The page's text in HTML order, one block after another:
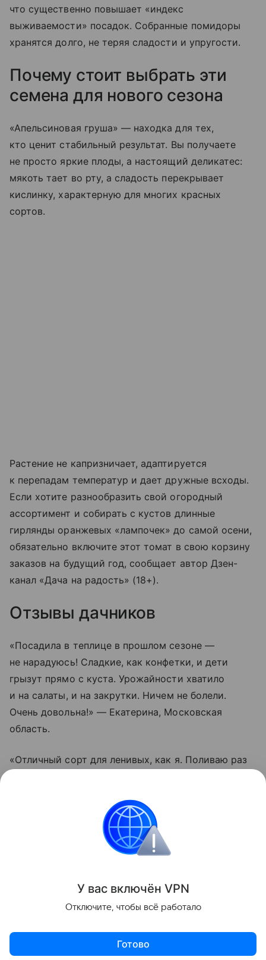
что существенно повышает «индекс
выживаемости» посадок. Собранные помидоры
хранятся долго, не теряя сладости и упругости.
Почему стоит выбрать эти
семена для нового сезона
«Апельсиновая груша» — находка для тех,
кто ценит стабильный результат. Вы получаете
не просто яркие плоды, а настоящий деликатес:
мякоть тает во рту, а сладость перекрывает
кислинку, характерную для многих красных
сортов.
Растение не капризничает, адаптируется
к перепадам температур и дает дружные всходы.
Если хотите разнообразить свой огородный
ассортимент и собирать с кустов длинные
гирлянды оранжевых «лампочек» до самой осени,
обязательно включите этот томат в свою корзину
заказов на будущий год, сообщает автор Дзен-
канал «Дача на радость» (18+).
Отзывы дачников
«Посадила в теплице в прошлом сезоне —
не нарадуюсь! Сладкие, как конфетки, и дети
грызут прямо с куста. Урожайности хватило
и на салаты, и на закрутки. Ничем не болели.
Очень довольна!» — Екатерина, Московская
область.
«Отличный сорт для ленивых, как я. Поливаю раз
после дождей. Вкус действительно насыщенный.
Буду сажать еще», — Олег, Краснодарский край.
Актуальное Топ дня Видео Приложение
У вас включён VPN
Отключите, чтобы всё работало
Готово